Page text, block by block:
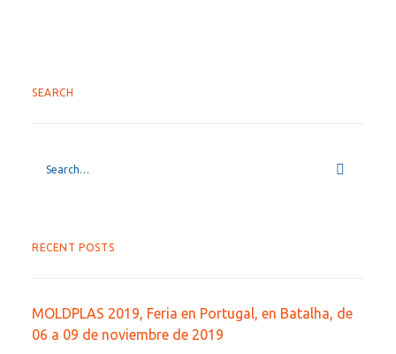
SEARCH
RECENT POSTS
MOLDPLAS 2019, Feria en Portugal, en Batalha, de
06 a 09 de noviembre de 2019